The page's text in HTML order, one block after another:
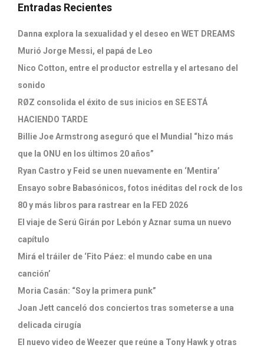
Entradas Recientes
Danna explora la sexualidad y el deseo en WET DREAMS
Murió Jorge Messi, el papá de Leo
Nico Cotton, entre el productor estrella y el artesano del
sonido
RØZ consolida el éxito de sus inicios en SE ESTÁ
HACIENDO TARDE
Billie Joe Armstrong aseguró que el Mundial “hizo más
que la ONU en los últimos 20 años”
Ryan Castro y Feid se unen nuevamente en ‘Mentira’
Ensayo sobre Babasónicos, fotos inéditas del rock de los
80 y más libros para rastrear en la FED 2026
El viaje de Serú Girán por Lebón y Aznar suma un nuevo
capítulo
Mirá el tráiler de ‘Fito Páez: el mundo cabe en una
canción’
Moria Casán: “Soy la primera punk”
Joan Jett canceló dos conciertos tras someterse a una
delicada cirugía
El nuevo video de Weezer que reúne a Tony Hawk y otras